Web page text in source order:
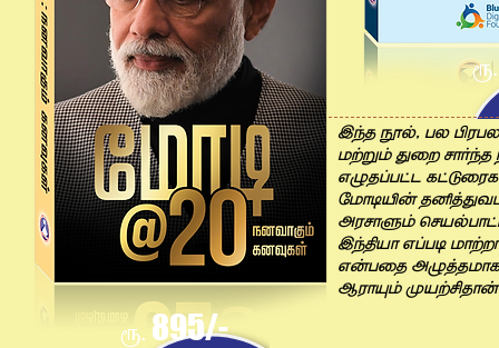
ரூ.
ÖÍ> ±_, Ãé
\u®D mçÅ
¨¿>©Ãâ¦
¼\V½l[
¶«ÄVÓD
ÖÍ]BV ¨©Ã½
¨[Ãç>
g«V¥D
ரூ. 895/-